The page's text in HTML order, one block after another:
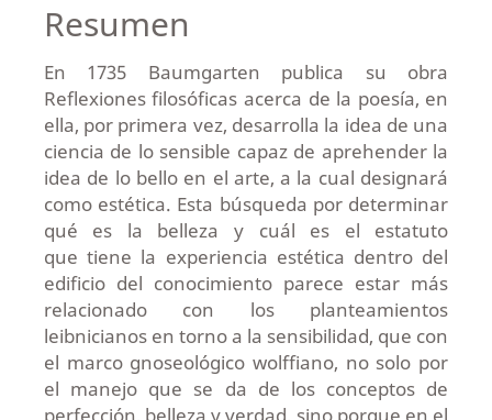
Resumen
En 1735 Baumgarten publica su obra
Reflexiones filosóficas acerca de la poesía, en
ella, por primera vez, desarrolla la idea de una
ciencia de lo sensible capaz de aprehender la
idea de lo bello en el arte, a la cual designará
como estética. Esta búsqueda por determinar
qué es la belleza y cuál es el estatuto
que tiene la experiencia estética dentro del
edificio del conocimiento parece estar más
relacionado con los planteamientos
leibnicianos en torno a la sensibilidad, que con
el marco gnoseológico wolffiano, no solo por
el manejo que se da de los conceptos de